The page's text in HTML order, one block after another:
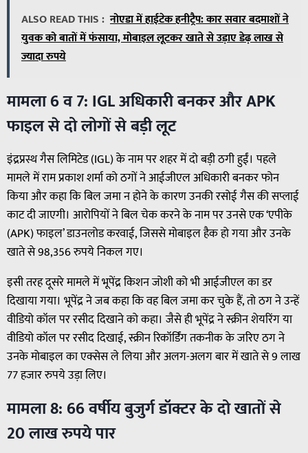
ALSO READ THIS : नोएडा में हाईटेक हनीट्रैप: कार सवार बदमाशों ने
युवक को बातों में फंसाया, मोबाइल लूटकर खाते से उड़ाए डेढ़ लाख से
ज्यादा रुपये
मामला 6 व 7: IGL अधिकारी बनकर और APK
फाइल से दो लोगों से बड़ी लूट
इंद्रप्रस्थ गैस लिमिटेड (IGL) के नाम पर शहर में दो बड़ी ठगी हुईं। पहले
मामले में राम प्रकाश शर्मा को ठगों ने आईजीएल अधिकारी बनकर फोन
किया और कहा कि बिल जमा न होने के कारण उनकी रसोई गैस की सप्लाई
काट दी जाएगी। आरोपियों ने बिल चेक करने के नाम पर उनसे एक ‘एपीके
(APK) फाइल’ डाउनलोड करवाई, जिससे मोबाइल हैक हो गया और उनके
खाते से 98,356 रुपये निकल गए।
इसी तरह दूसरे मामले में भूपेंद्र किशन जोशी को भी आईजीएल का डर
दिखाया गया। भूपेंद्र ने जब कहा कि वह बिल जमा कर चुके हैं, तो ठग ने उन्हें
वीडियो कॉल पर रसीद दिखाने को कहा। जैसे ही भूपेंद्र ने स्क्रीन शेयरिंग या
वीडियो कॉल पर रसीद दिखाई, स्क्रीन रिकॉर्डिंग तकनीक के जरिए ठग ने
उनके मोबाइल का एक्सेस ले लिया और अलग-अलग बार में खाते से 9 लाख
77 हजार रुपये उड़ा लिए।
मामला 8: 66 वर्षीय बुजुर्ग डॉक्टर के दो खातों से
20 लाख रुपये पार